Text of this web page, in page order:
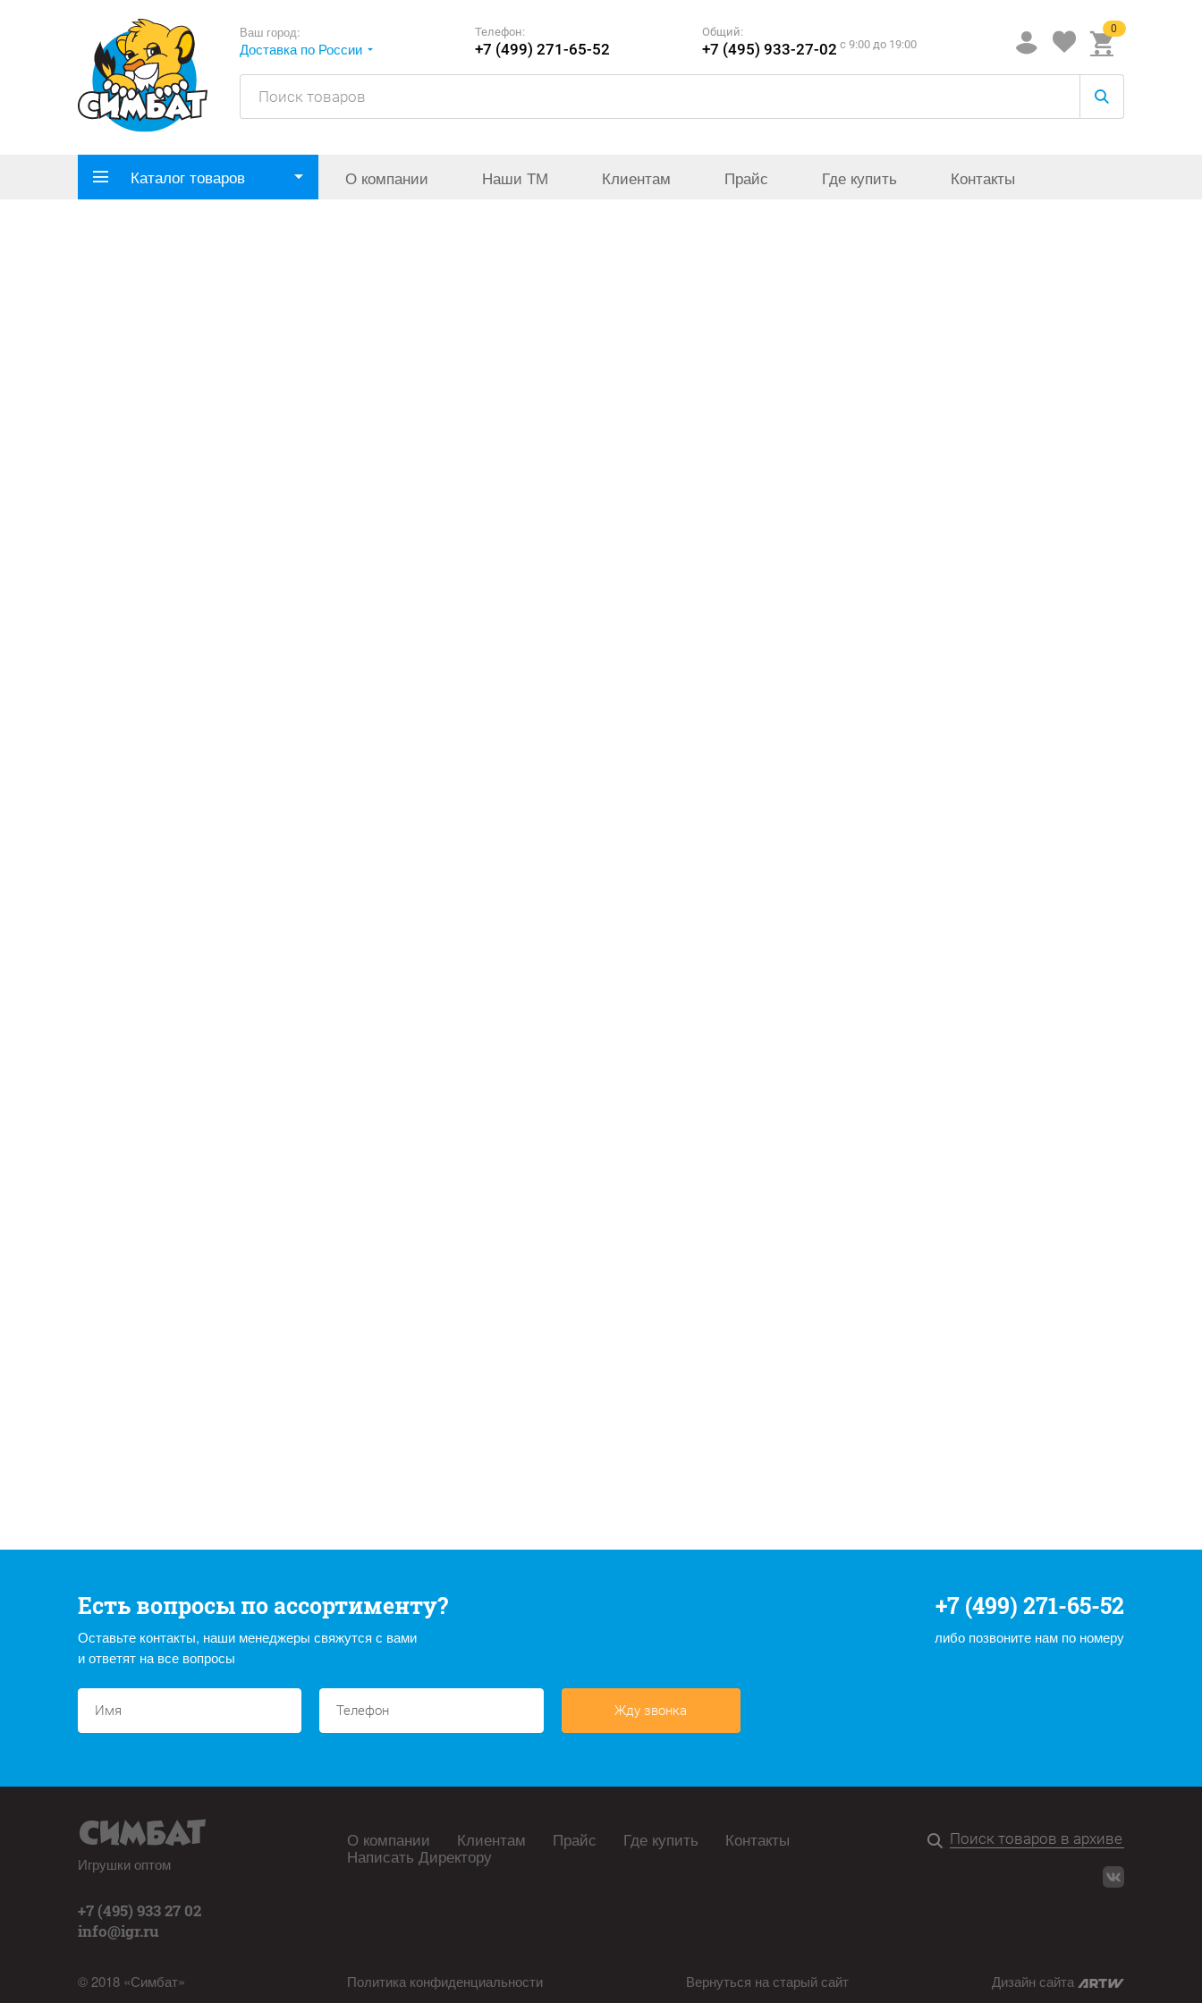
Ваш город:
Доставка по России
Телефон:
+7 (499) 271-65-52
Общий:
+7 (495) 933-27-02 c 9:00 до 19:00
0
Каталог товаров О компании Наши ТМ Клиентам Прайс Где купить Контакты
Есть вопросы по ассортименту?
Оставьте контакты, наши менеджеры свяжутся с вами
и ответят на все вопросы
+7 (499) 271-65-52
либо позвоните нам по номеру
Жду звонка
Игрушки оптом
+7 (495) 933 27 02
info@igr.ru
© 2018 «Симбат»
О компании Клиентам Прайс Где купить Контакты
Написать Директору
Политика конфиденциальности Вернуться на старый сайт Дизайн сайта